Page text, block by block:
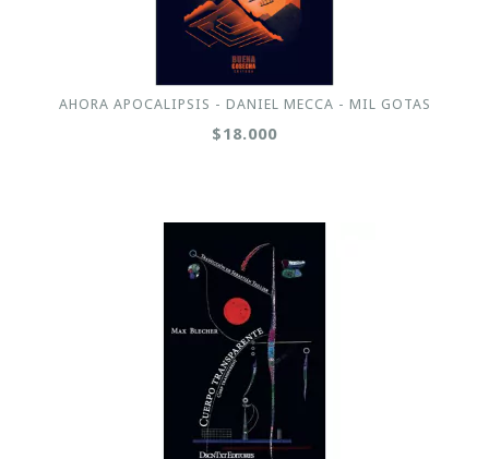
AHORA APOCALIPSIS - DANIEL MECCA - MIL GOTAS
$18.000